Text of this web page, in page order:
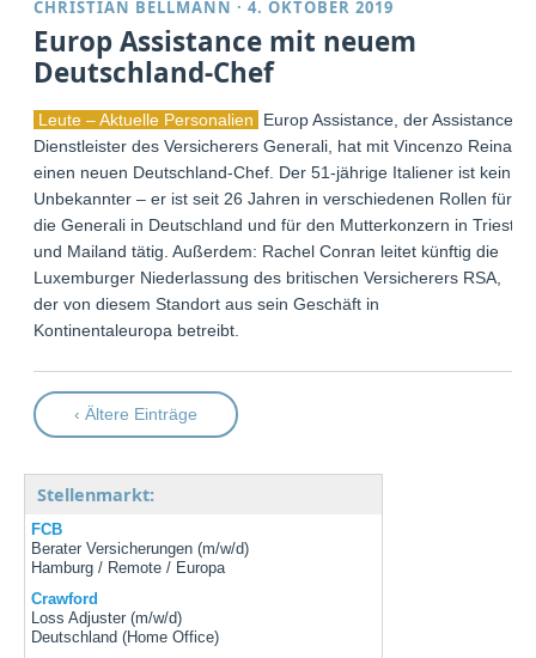
CHRISTIAN BELLMANN ·4. OKTOBER 2019
Europ Assistance mit neuem
Deutschland-Chef
Leute – Aktuelle Personalien
Europ Assistance, der Assistance-
Dienstleister des Versicherers Generali, hat mit Vincenzo Reina
einen neuen Deutschland-Chef. Der 51-jährige Italiener ist kein
Unbekannter – er ist seit 26 Jahren in verschiedenen Rollen für
die Generali in Deutschland und für den Mutterkonzern in Triest
und Mailand tätig. Außerdem: Rachel Conran leitet künftig die
Luxemburger Niederlassung des britischen Versicherers RSA,
der von diesem Standort aus sein Geschäft in
Kontinentaleuropa betreibt.
‹ Ältere Einträge
Stellenmarkt:
FCB
Berater Versicherungen (m/w/d)
Hamburg / Remote / Europa
Crawford
Loss Adjuster (m/w/d)
Deutschland (Home Office)